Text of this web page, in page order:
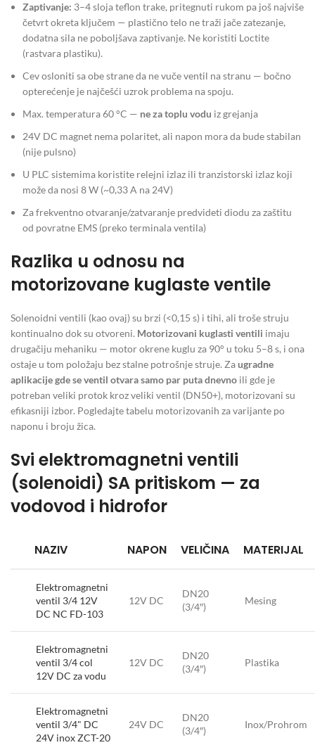
Zaptivanje: 3–4 sloja teflon trake, pritegnuti rukom pa još najviše
četvrt okreta ključem — plastično telo ne traži jače zatezanje,
dodatna sila ne poboljšava zaptivanje. Ne koristiti Loctite
(rastvara plastiku).
Cev osloniti sa obe strane da ne vuče ventil na stranu — bočno
opterećenje je najčešći uzrok problema na spoju.
Max. temperatura 60 °C — ne za toplu vodu iz grejanja
24V DC magnet nema polaritet, ali napon mora da bude stabilan
(nije pulsno)
U PLC sistemima koristite relejni izlaz ili tranzistorski izlaz koji
može da nosi 8 W (~0,33 A na 24V)
Za frekventno otvaranje/zatvaranje predvideti diodu za zaštitu
od povratne EMS (preko terminala ventila)
Razlika u odnosu na
motorizovane kuglaste ventile
Solenoidni ventili (kao ovaj) su brzi (<0,15 s) i tihi, ali troše struju
kontinualno dok su otvoreni. Motorizovani kuglasti ventili imaju
drugačiju mehaniku — motor okrene kuglu za 90° u toku 5–8 s, i ona
ostaje u tom položaju bez stalne potrošnje struje. Zaugradne
aplikacije gde se ventil otvara samo par puta dnevno ili gde je
potreban veliki protok kroz veliki ventil (DN50+), motorizovani su
efikasniji izbor. Pogledajte tabelu motorizovanih za varijante po
naponu i broju žica.
Svi elektromagnetni ventili
(solenoidi) SA pritiskom — za
vodovod i hidrofor
NAZIV NAPON VELIČINA MATERIJAL
Elektromagnetni
ventil 3/4 12V
DC NC FD-103
12V DC
DN20
(3/4″)
Mesing
Elektromagnetni
ventil 3/4 col
12V DC za vodu
12V DC
DN20
(3/4″)
Plastika
Elektromagnetni
ventil 3/4" DC
24V inox ZCT-20
24V DC
DN20
(3/4″)
Inox/Prohrom